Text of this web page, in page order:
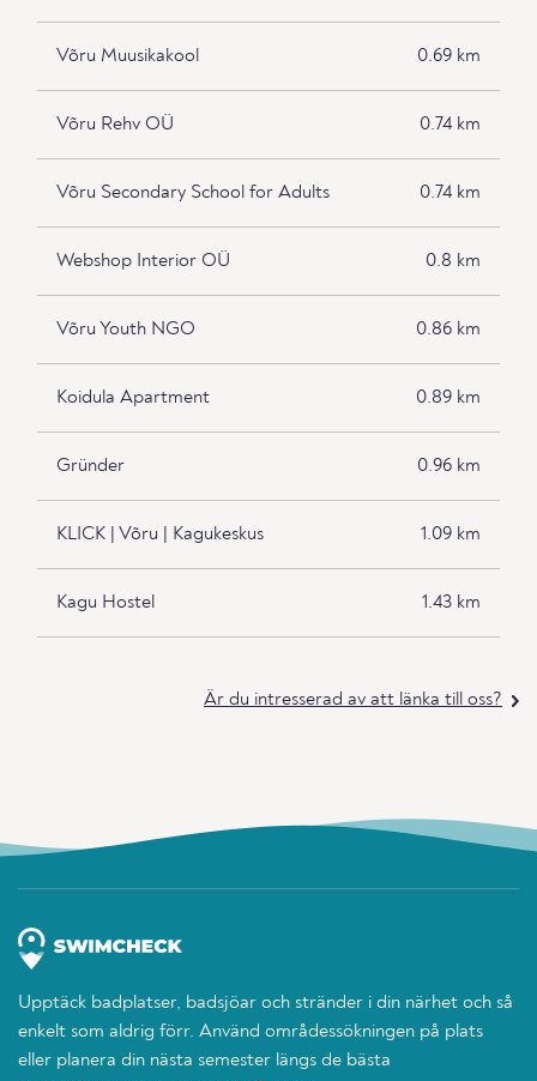
Võru Muusikakool 0.69 km
Võru Rehv OÜ 0.74 km
Võru Secondary School for Adults 0.74 km
Webshop Interior OÜ 0.8 km
Võru Youth NGO 0.86 km
Koidula Apartment 0.89 km
Gründer 0.96 km
KLICK | Võru | Kagukeskus 1.09 km
Kagu Hostel 1.43 km
Är du intresserad av att länka till oss?
Upptäck badplatser, badsjöar och stränder i din närhet och så
enkelt som aldrig förr. Använd områdessökningen på plats
eller planera din nästa semester längs de bästa